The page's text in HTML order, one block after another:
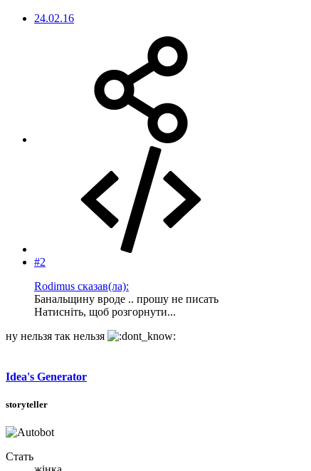
24.02.16
#2
Rodimus сказав(ла):
Банальщину вроде .. прошу не писать
Натисніть, щоб розгорнути...
ну нельзя так нельзя
Idea's Generator
storyteller
Стать